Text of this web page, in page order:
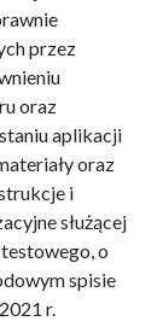
przez
oraz
aplikacji
oraz
i
służącej
o
spisie
r.